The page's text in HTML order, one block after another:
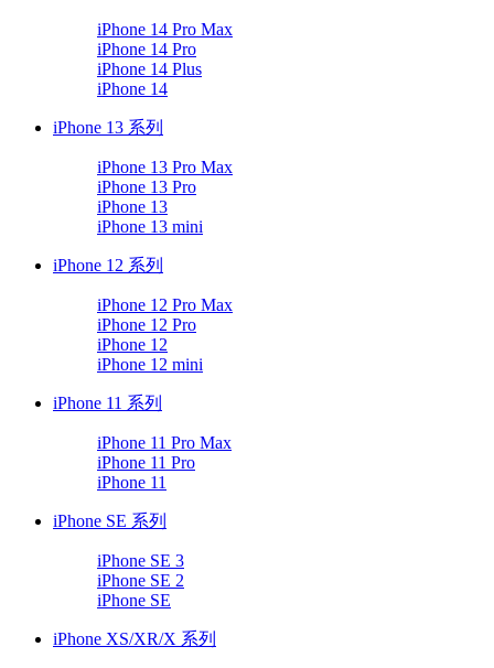
iPhone 14 Pro Max
iPhone 14 Pro
iPhone 14 Plus
iPhone 14
iPhone 13 系列
iPhone 13 Pro Max
iPhone 13 Pro
iPhone 13
iPhone 13 mini
iPhone 12 系列
iPhone 12 Pro Max
iPhone 12 Pro
iPhone 12
iPhone 12 mini
iPhone 11 系列
iPhone 11 Pro Max
iPhone 11 Pro
iPhone 11
iPhone SE 系列
iPhone SE 3
iPhone SE 2
iPhone SE
iPhone XS/XR/X 系列